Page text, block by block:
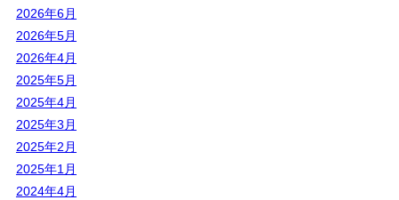
2026年6月
2026年5月
2026年4月
2025年5月
2025年4月
2025年3月
2025年2月
2025年1月
2024年4月